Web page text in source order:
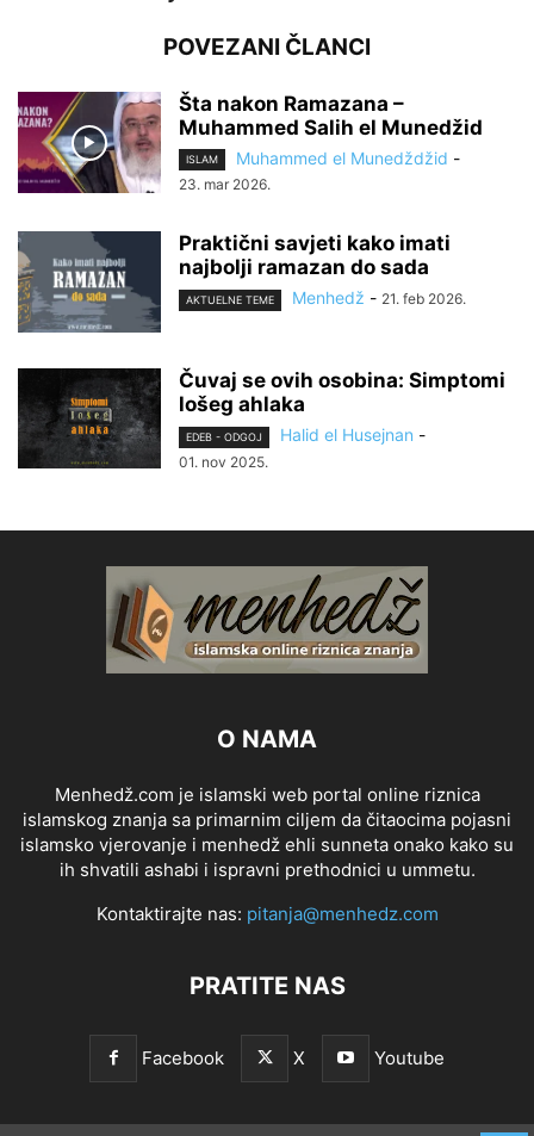
POVEZANI ČLANCI
Šta nakon Ramazana –
Muhammed Salih el Munedžid
ISLAM Muhammed el Munedždžid -
23. mar 2026.
Praktični savjeti kako imati
najbolji ramazan do sada
AKTUELNE TEME Menhedž - 21. feb 2026.
Čuvaj se ovih osobina: Simptomi
lošeg ahlaka
EDEB - ODGOJ Halid el Husejnan -
01. nov 2025.
O NAMA
Menhedž.com je islamski web portal online riznica
islamskog znanja sa primarnim ciljem da čitaocima pojasni
islamsko vjerovanje i menhedž ehli sunneta onako kako su
ih shvatili ashabi i ispravni prethodnici u ummetu.
Kontaktirajte nas: pitanja@menhedz.com
PRATITE NAS
Facebook X Youtube